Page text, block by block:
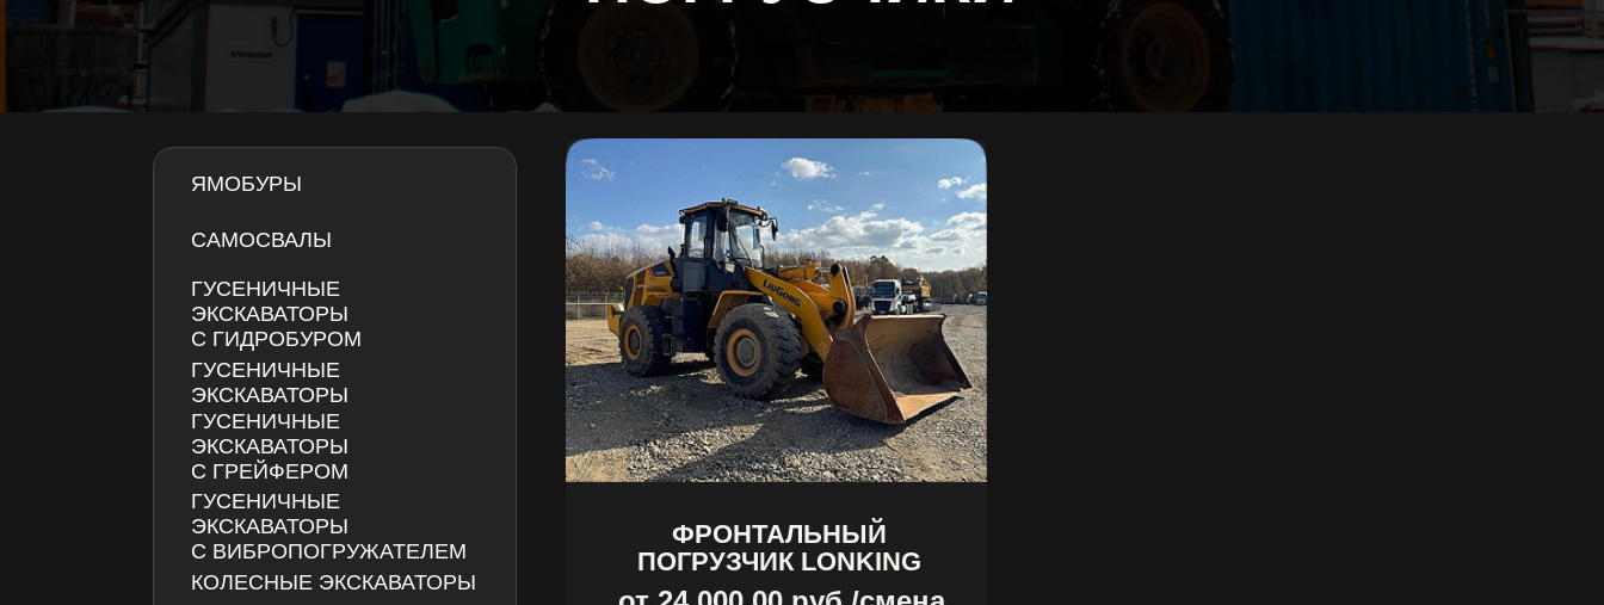
Заказать
ФРОНТАЛЬНЫЙ
ПОГРУЗЧИК LONKING
от 24 000,00 руб./смена
АВТОВЫШКИ
МАНИПУЛЯТОРЫ
КОЛЕСНЫЕ ЭКСКАВАТОРЫ
ГУСЕНИЧНЫЕ
ЭКСКАВАТОРЫ
С ВИБРОПОГРУЖАТЕЛЕМ
ГУСЕНИЧНЫЕ
ЭКСКАВАТОРЫ
С ГРЕЙФЕРОМ
ЭКСКАВАТОРЫ
С ГИДРОБУРОМ